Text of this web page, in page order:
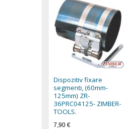
Dispozitiv fixare
segmenti, (60mm-
125mm) ZR-
36PRC04125- ZIMBER-
TOOLS.
7,90 €